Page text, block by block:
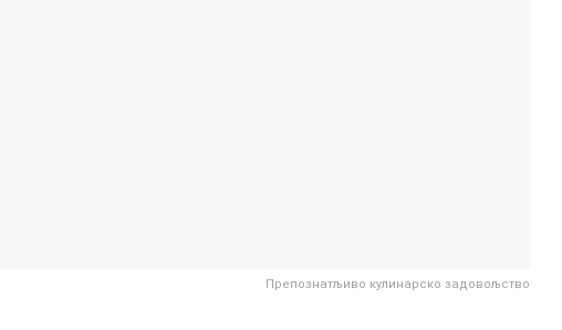
Препознатљиво кулинарско задовољство